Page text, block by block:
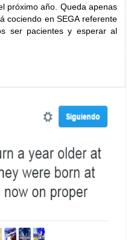
próximo año. Queda apenas
cociendo en SEGA referente
ser pacientes y esperar al